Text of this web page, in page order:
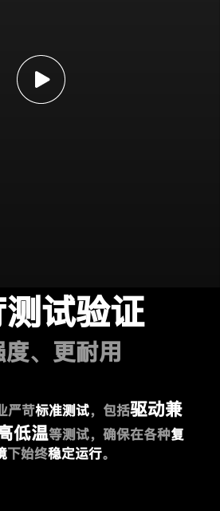
试验证
度、更耐用
严苛标准测试，包括驱动兼
低温等测试，确保在各种复
下始终稳定运行。